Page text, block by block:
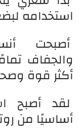
استخدامه
أصبحت
والجفاف
أكثر قوة
لقد أصبح
أساسيًا من